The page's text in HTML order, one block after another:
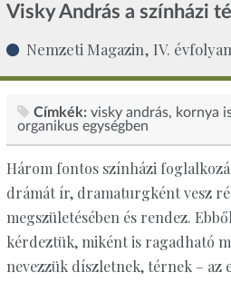
Visky András a színházi
Nemzeti Magazin, IV.
Címkék: visky andrás kornya
organikus egységben
Három fontos színházi
drámát ír, dramaturgként vesz
megszületésében és rendez.
kérdeztük, miként is ragadható
nevezzük díszletnek, térnek – az